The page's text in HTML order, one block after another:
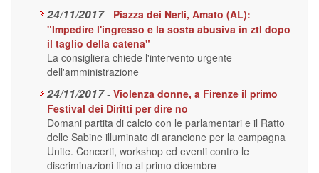
24/11/2017 - Piazza dei Nerli, Amato (AL):
"Impedire l'ingresso e la sosta abusiva in ztl dopo
il taglio della catena"
La consigliera chiede l'intervento urgente
dell'amministrazione
24/11/2017 - Violenza donne, a Firenze il primo
Festival dei Diritti per dire no
Domani partita di calcio con le parlamentari e il Ratto
delle Sabine illuminato di arancione per la campagna
Unite. Concerti, workshop ed eventi contro le
discriminazioni fino al primo dicembre